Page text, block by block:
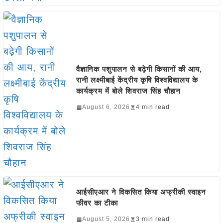
वैज्ञानिक पशुपालन से बढ़ेगी किसानों की आय,
रानी लक्ष्मीबाई केंद्रीय कृषि विश्वविद्यालय के
कार्यक्रम में बोले शिवराज सिंह चौहान
August 6, 2026 4 min read
आईसीएआर ने विकसित किया अफ्रीकी स्वाइन
फीवर का टीका
August 5, 2026 3 min read